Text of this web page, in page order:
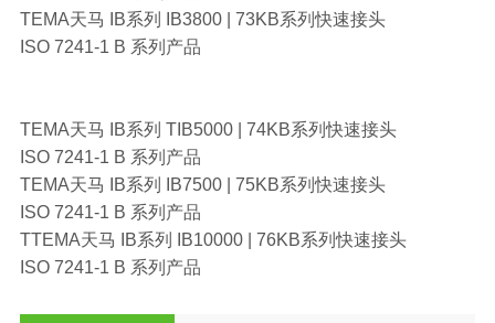
TEMA天马 IB系列 IB3800 | 73KB系列快速接头
ISO 7241-1 B 系列产品
TEMA天马 IB系列 TIB5000 | 74KB系列快速接头
ISO 7241-1 B 系列产品
TEMA天马 IB系列 IB7500 | 75KB系列快速接头
ISO 7241-1 B 系列产品
TTEMA天马 IB系列 IB10000 | 76KB系列快速接头
ISO 7241-1 B 系列产品